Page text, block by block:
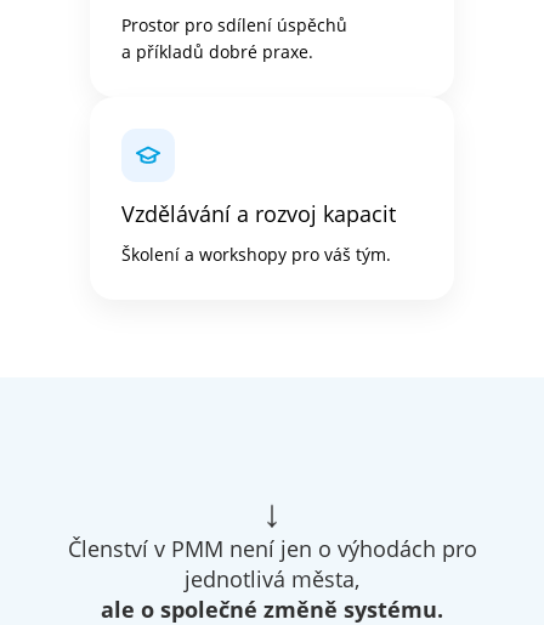
Prostor pro sdílení úspěchů
a příkladů dobré praxe.
Vzdělávání a rozvoj kapacit
Školení a workshopy pro váš tým.
↓
Členství v PMM není jen o výhodách pro
jednotlivá města,
ale o společné změně systému.